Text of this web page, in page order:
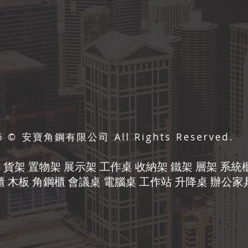
© 安寶角鋼有限公司 All Rights Reserved.
架 置物架 展示架 工作桌 收納架 鐵架 層架 系
木板 角鋼櫃 會議桌 電腦桌 工作站 升降桌 辦公